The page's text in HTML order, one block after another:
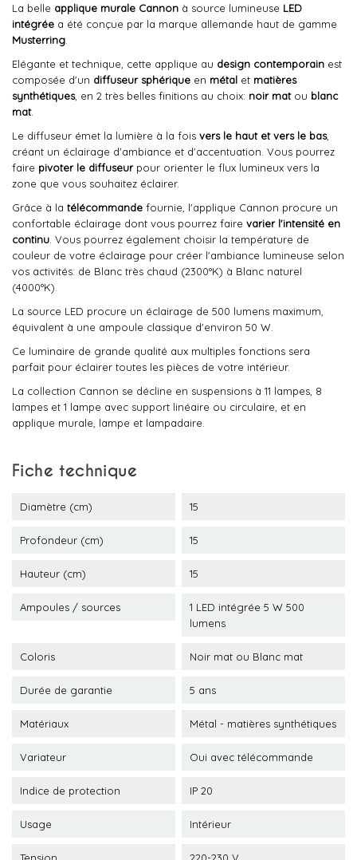
La belle applique murale Cannon à source lumineuse LED
intégrée a été conçue par la marque allemande haut de gamme
Musterring
Elégante et technique, cette applique au design contemporain est
composée d'un diffuseur sphérique en métal et matières
synthétiques, en 2 très belles finitions au choix: noir mat ou blanc
mat.
Le diffuseur émet la lumière à la fois vers le haut et vers le bas,
créant un éclairage d'ambiance et d'accentuation. Vous pourrez
faire pivoter le diffuseurpour orienter le flux lumineux vers la
zone que vous souhaitez éclairer.
Grâce à la télécommande fournie, l'applique Cannon procure un
confortable éclairage dont vous pourrez faire varier l'intensité en
continu . Vous pourrez également choisir la température de
couleur de votre éclairage pour créer l'ambiance lumineuse selon
vos activités: de Blanc très chaud (2300°K) à Blanc naturel
(4000°K).
La source LED procure un éclairage de 500 lumens maximum,
équivalent à une ampoule classique d'environ 50 W.
Ce luminaire de grande qualité aux multiples fonctions sera
parfait pour éclairer toutes les pièces de votre intérieur.
La collection Cannon se décline en suspensions à 11 lampes, 8
lampes et 1 lampe avec support linéaire ou circulaire, et en
applique murale, lampe et lampadaire.
Fiche technique
Diamètre (cm) 15
Profondeur (cm) 15
Hauteur (cm) 15
Ampoules / sources
1 LED intégrée 5 W 500
lumens
Coloris Noir mat ou Blanc mat
Durée de garantie 5 ans
Matériaux Métal - matières synthétiques
Variateur Oui avec télécommande
Indice de protection IP 20
Usage Intérieur